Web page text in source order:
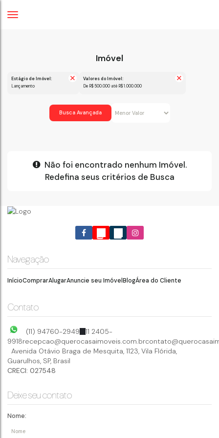
Imóvel
Estágio de Imóvel:
Lançamento
Valores do Imóvel:
De R$ 500.000 até R$ 1.000.000
Busca Avançada
Não foi encontrado nenhum Imóvel.
Redefina seus critérios de Busca
Navegação
InícioComprarAlugarAnuncie seu ImóvelBlogÁrea do Cliente
Contato
(11) 94760-2949
11 2405-
9918recepcao@querocasaimoveis.com.br
Avenida Otávio Braga de Mesquita, 1123, Vila Flórida,
Guarulhos, SP, Brasil
CRECI: 027548
Deixe seu contato
Nome: